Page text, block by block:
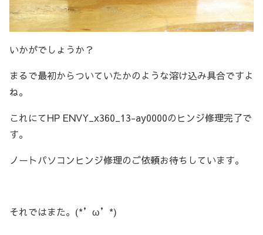
いかがでしょうか？
まるで最初からついていたかのような溶け込み具合ですよ
ね。
これにてHP ENVY_x360_13-ay0000のヒンジ修理完了で
す。
ノートパソコンヒンジ修理のご依頼お待ちしています。
それではまた。(*’ω’*)